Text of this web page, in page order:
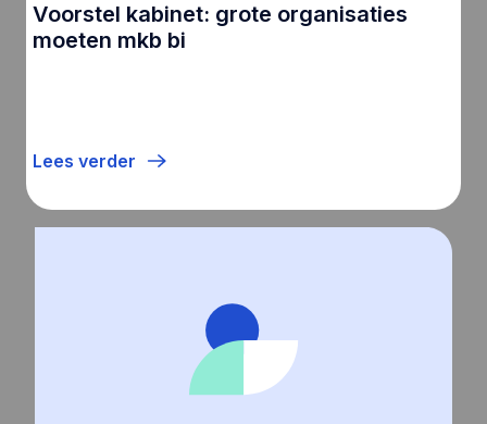
Voorstel kabinet: grote organisaties
moeten mkb bi
Lees verder